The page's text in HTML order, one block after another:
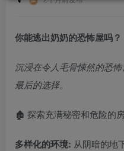
你能逃出奶奶的恐怖屋吗？
沉浸在令人毛骨悚然的恐
最后的选择。
🏚️ 探索充满秘密和危险的
多样化的环境: 从阴暗的地